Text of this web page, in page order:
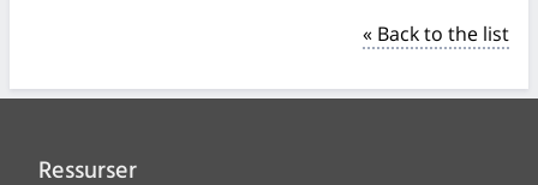
« Back to the list
Ressurser